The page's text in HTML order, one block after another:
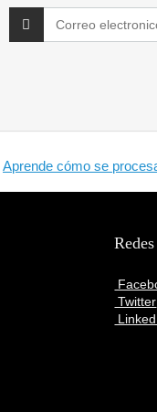
Aprende cómo se
Twitter